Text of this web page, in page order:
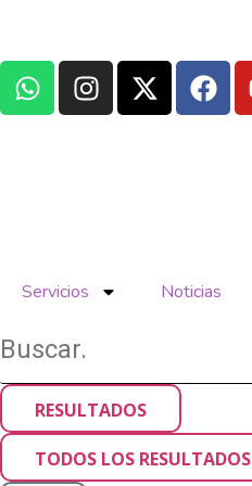
Servicios Noticias
RESULTADOS
TODOS LOS RESULTADOS